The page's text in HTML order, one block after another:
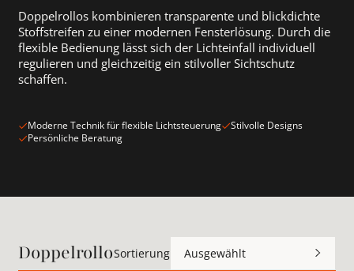
Doppelrollos kombinieren transparente und blickdichte
Stoffstreifen zu einer modernen Fensterlösung. Durch die
flexible Bedienung lässt sich der Lichteinfall individuell
regulieren und gleichzeitig ein stilvoller Sichtschutz
schaffen.
Moderne Technik für flexible Lichtsteuerung
Stilvolle Designs
Persönliche Beratung
DoppelrolloSortierung Ausgewählt